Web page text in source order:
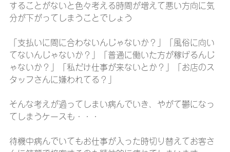
することがないと色々考える時間が増えて悪い方向に気
分が下がってしまうことでしょう
「支払いに間に合わないんじゃないか？」「風俗に向い
てないんじゃないか？」「普通に働いた方が稼げるんじ
ゃないか？」「私だけ仕事が来ないとか？」「お店のス
タッフさんに嫌われてる？」
そんな考えが過ってしまい病んでいき、やがて鬱になっ
てしまうケースも・・・
待機中病んでいてもお仕事が入った時切り替えてお客さ